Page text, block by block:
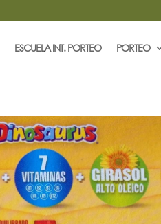
ESCUELA INT. PORTEO PORTEO